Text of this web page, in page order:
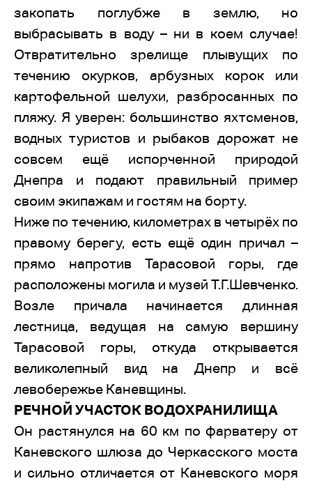
закопать поглубже в землю, но
выбрасывать в воду – ни в коем случае!
Отвратительно зрелище плывущих по
течению окурков, арбузных корок или
картофельной шелухи, разбросанных по
пляжу. Я уверен: большинство яхтсменов,
водных туристов и рыбаков дорожат не
совсем ещё испорченной природой
Днепра и подают правильный пример
своим экипажам и гостям на борту.
Ниже по течению, километрах в четырёх по
правому берегу, есть ещё один причал –
прямо напротив Тарасовой горы, где
расположены могила и музей Т.Г.Шевченко.
Возле причала начинается длинная
лестница, ведущая на самую вершину
Тарасовой горы, откуда открывается
великолепный вид на Днепр и всё
левобережье Каневщины.
РЕЧНОЙ УЧАСТОК ВОДОХРАНИЛИЩА
Он растянулся на 60 км по фарватеру от
Каневского шлюза до Черкасского моста
и сильно отличается от Каневского моря